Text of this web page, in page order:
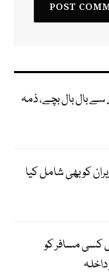
ٹکرانے سے بال بال بچے، ذمہ
کو بھی شامل کیا
کسی مسافر کو
داخلہ